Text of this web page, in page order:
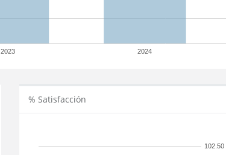
2023 2024
% Satisfacción
102.50